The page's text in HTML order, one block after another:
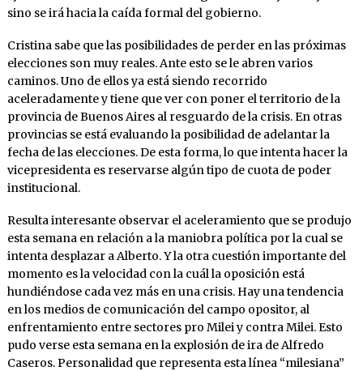
sino se irá hacia la caída formal del gobierno.
Cristina sabe que las posibilidades de perder en las próximas
elecciones son muy reales. Ante esto se le abren varios
caminos. Uno de ellos ya está siendo recorrido
aceleradamente y tiene que ver con poner el territorio de la
provincia de Buenos Aires al resguardo de la crisis. En otras
provincias se está evaluando la posibilidad de adelantar la
fecha de las elecciones. De esta forma, lo que intenta hacer la
vicepresidenta es reservarse algún tipo de cuota de poder
institucional.
Resulta interesante observar el aceleramiento que se produjo
esta semana en relación a la maniobra política por la cual se
intenta desplazar a Alberto. Y la otra cuestión importante del
momento es la velocidad con la cuál la oposición está
hundiéndose cada vez más en una crisis. Hay una tendencia
en los medios de comunicación del campo opositor, al
enfrentamiento entre sectores pro Milei y contra Milei. Esto
pudo verse esta semana en la explosión de ira de Alfredo
Caseros. Personalidad que representa esta línea “milesiana”